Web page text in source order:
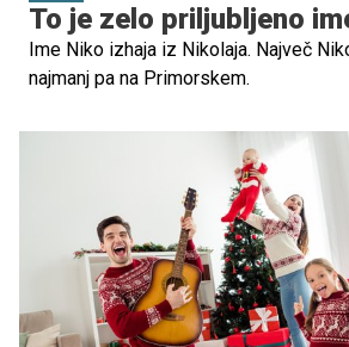
To je zelo priljubljeno
Ime Niko izhaja iz Nikolaja. Največ
najmanj pa na Primorskem.